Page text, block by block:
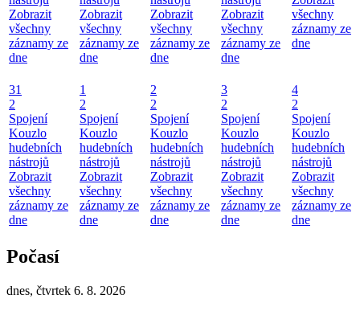
Zobrazit
všechny
záznamy ze
dne
Zobrazit
všechny
záznamy ze
dne
Zobrazit
všechny
záznamy ze
dne
Zobrazit
všechny
záznamy ze
dne
všechny
záznamy ze
dne
31
2
Spojení
Kouzlo
hudebních
nástrojů
Zobrazit
všechny
záznamy ze
dne
1
2
Spojení
Kouzlo
hudebních
nástrojů
Zobrazit
všechny
záznamy ze
dne
2
2
Spojení
Kouzlo
hudebních
nástrojů
Zobrazit
všechny
záznamy ze
dne
3
2
Spojení
Kouzlo
hudebních
nástrojů
Zobrazit
všechny
záznamy ze
dne
4
2
Spojení
Kouzlo
hudebních
nástrojů
Zobrazit
všechny
záznamy ze
dne
Počasí
dnes, čtvrtek 6. 8. 2026